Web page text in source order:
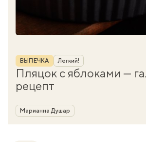
Рубрика
ВЫПЕЧКА Легкий!
Пляцок с яблоками —
рецепт
Автор
Марианна Душар